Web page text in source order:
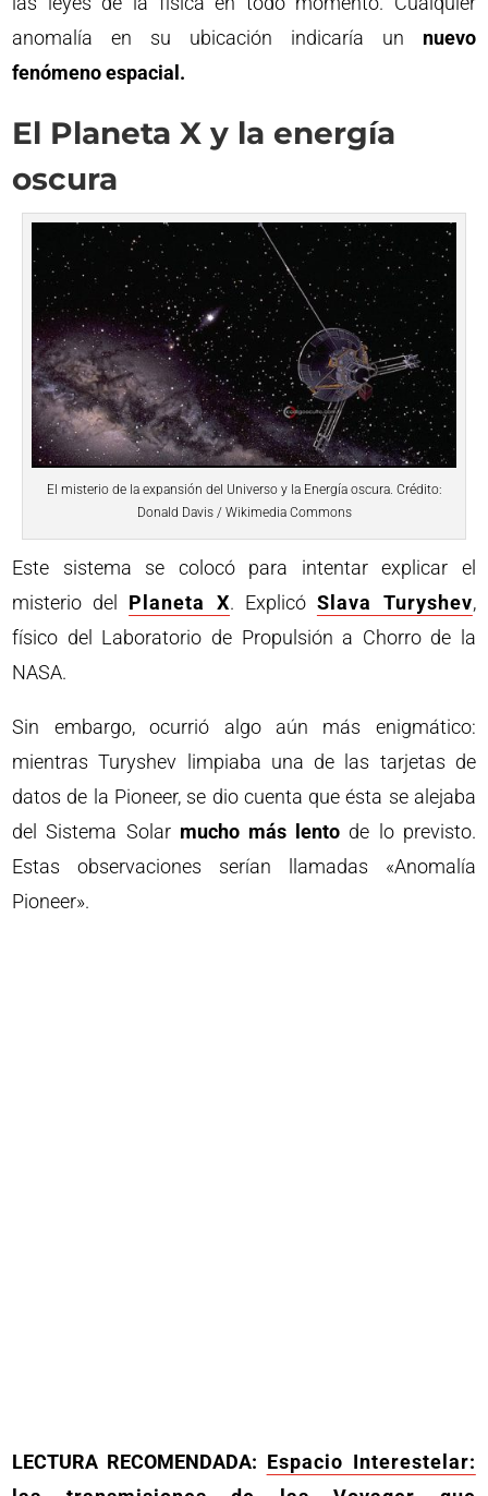
anomalía en su ubicación indicaría un nuevo
fenómeno espacial.
El Planeta X y la energía
oscura
El misterio de la expansión del Universo y la Energía oscura. Crédito:
Donald Davis / Wikimedia Commons
Este sistema se colocó para intentar explicar el
misterio del Planeta X. Explicó Slava Turyshev,
físico del Laboratorio de Propulsión a Chorro de la
NASA.
Sin embargo, ocurrió algo aún más enigmático:
mientras Turyshev limpiaba una de las tarjetas de
datos de la Pioneer, se dio cuenta que ésta se alejaba
del Sistema Solar mucho más lento de lo previsto.
Estas observaciones serían llamadas «Anomalía
Pioneer».
LECTURA RECOMENDADA: Espacio Interestelar: